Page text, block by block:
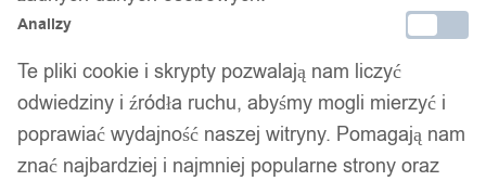
Analizy
Te pliki cookie i skrypty pozwalają nam liczyć
odwiedziny i źródła ruchu, abyśmy mogli mierzyć i
poprawiać wydajność naszej witryny. Pomagają nam
znać najbardziej i najmniej popularne strony oraz